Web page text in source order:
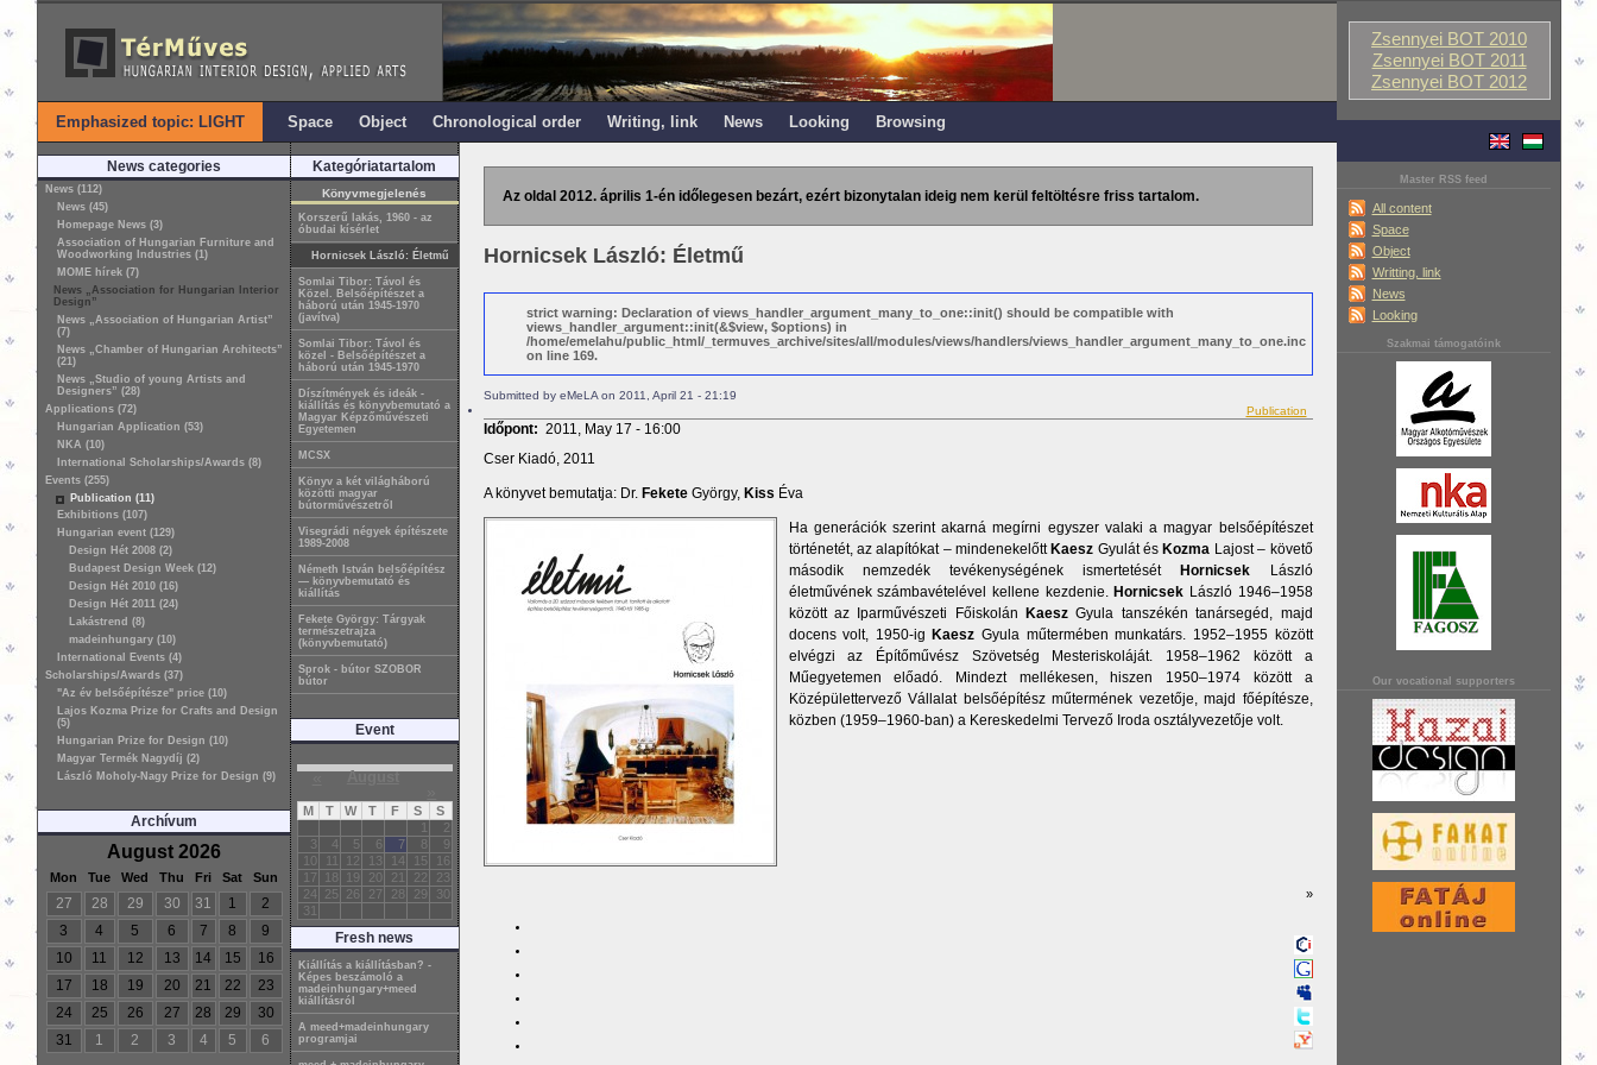
Zsennyei BOT 2010
Zsennyei BOT 2011
Zsennyei BOT 2012
Master RSS feed
All content
Space
Object
Writting, link
News
Looking
Szakmai támogatóink
Our vocational supporters
Emphasized topic: LIGHT Space Object Chronological order Writing, link News Looking Browsing
News categories
News (112)
News (45)
Homepage News (3)
Association of Hungarian Furniture and
Woodworking Industries (1)
MOME hírek (7)
News „Association for Hungarian Interior
Design”
News „Association of Hungarian Artist”
(7)
News „Chamber of Hungarian Architects”
(21)
News „Studio of young Artists and
Designers” (28)
Applications (72)
Hungarian Application (53)
NKA (10)
International Scholarships/Awards (8)
Events (255)
Publication (11)
Exhibitions (107)
Hungarian event (129)
Design Hét 2008 (2)
Budapest Design Week (12)
Design Hét 2010 (16)
Design Hét 2011 (24)
Lakástrend (8)
madeinhungary (10)
International Events (4)
Scholarships/Awards (37)
"Az év belsőépítésze" price (10)
Lajos Kozma Prize for Crafts and Design
(5)
Hungarian Prize for Design (10)
Magyar Termék Nagydíj (2)
László Moholy-Nagy Prize for Design (9)
Archívum
August 2026
Mon Tue Wed Thu Fri Sat Sun
27 28 29 30 31 1
2
3
4 5 6 7 8
9
10
11 12 13 14 15
16
17
18 19 20 21 22
23
24
25 26 27 28 29
30
31
1 2 3 4 5 6
Kategóriatartalom
Könyvmegjelenés
Korszerű lakás, 1960 - az
óbudai kísérlet
Hornicsek László: Életmű
Somlai Tibor: Távol és
Közel. Belsőépítészet a
háború után 1945-1970
(javítva)
Somlai Tibor: Távol és
közel - Belsőépítészet a
háború után 1945-1970
Díszítmények és ideák -
kiállítás és könyvbemutató a
Magyar Képzőművészeti
Egyetemen
MCSX
Könyv a két világháború
közötti magyar
bútorművészetről
Visegrádi négyek építészete
1989-2008
Németh István belsőépítész
— könyvbemutató és
kiállítás
Fekete György: Tárgyak
természetrajza
(könyvbemutató)
Sprok - bútor SZOBOR
bútor
Event
« August
M T W T F S
S
1
2
3
4 5 6 7 8
9
10
11 12 13 14 15
16
17
18 19 20 21 22
23
24
25 26 27 28 29
30
31
Fresh news
Kiállítás a kiállításban? -
Képes beszámoló a
madeinhungary+meed
kiállításról
A meed+madeinhungary
programjai
Az oldal 2012. április 1-én időlegesen bezárt, ezért bizonytalan ideig nem kerül feltöltésre friss tartalom.
Hornicsek László: Életmű
strict warning: Declaration of views_handler_argument_many_to_one::init() should be compatible with
views_handler_argument::init(&$view, $options) in
/home/emelahu/public_html/_termuves_archive/sites/all/modules/views/handlers/views_handler_argument_many_to_one.inc
on line 169.
Submitted by eMeLA on 2011, April 21 - 21:19
Publication
Időpont: 2011, May 17 - 16:00
Cser Kiadó, 2011
A könyvet bemutatja: Dr. FeketeGyörgy, Kiss Éva
Ha generációk szerint akarná megírni egyszer valaki a magyar belsőépítészet
történetét, az alapítókat – mindenekelőttKaesz Gyulát ésKozma Lajost – követő
második nemzedék tevékenységének ismertetésétHornicsek László
életművének számbavételével kellene kezdenie.Hornicsek László 1946–1958
között az Iparművészeti Főiskolán Kaesz Gyula tanszékén tanársegéd, majd
docens volt, 1950-igKaesz Gyula műtermében munkatárs. 1952–1955 között
elvégzi az Építőművész Szövetség Mesteriskoláját. 1958–1962 között a
Műegyetemen előadó. Mindezt mellékesen, hiszen 1950–1974 között a
Középülettervező Vállalat belsőépítész műtermének vezetője, majd főépítésze,
közben (1959–1960-ban) a Kereskedelmi Tervező Iroda osztályvezetője volt.
»